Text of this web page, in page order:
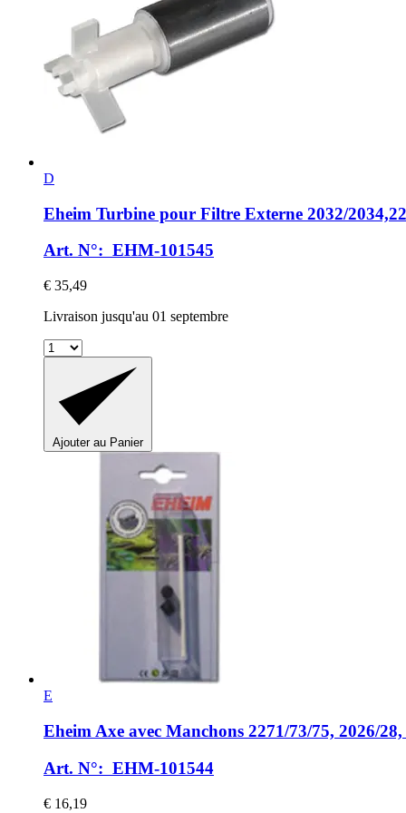
D
Eheim Turbine pour Filtre Externe 2032/
Art. N°: EHM-101545
€ 35,49
Livraison jusqu'au 01 septembre
Ajouter au Panier
E
Eheim Axe avec Manchons 2271/73/75, 2026/28,
Art. N°: EHM-101544
€ 16,19